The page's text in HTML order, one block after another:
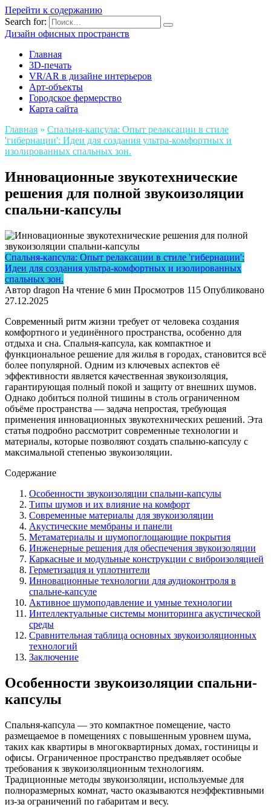
Перейти к содержанию
Search for:
Дизайн офисных пространств
Главная
3D-печать
VR/AR в дизайне интерьеров
Арт-объекты
Городское фермерство
Карта сайта
Главная » Спальня-капсула: Опыт релаксации в стиле
'гибернации': Идеи для создания ультра-комфортных и
изолированных спальных зон.
Инновационные звукотехнические
решения для полной звукоизоляции
спальни-капсулы
Спальня-капсула: Опыт релаксации в стиле 'гибернации':
Идеи для создания ультра-комфортных и изолированных
спальных зон.
Автор dragon На чтение 6 мин Просмотров 115 Опубликовано
27.12.2025
Современный ритм жизни требует от человека создания
комфортного и уединённого пространства, особенно для
отдыха и сна. Спальня-капсула, как компактное и
функциональное решение для жилья в городах, становится всё
более популярной. Одним из ключевых аспектов её
эффективности является качественная звукоизоляция,
гарантирующая полный покой и защиту от внешних шумов.
Однако добиться полной тишины в столь ограниченном
объёме пространства — задача непростая, требующая
применения инновационных звукотехнических решений. Эта
статья подробно рассмотрит современные технологии и
материалы, которые позволяют создать спальню-капсулу с
максимальной степенью звукоизоляции.
Содержание
Особенности звукоизоляции спальни-капсулы
Типы шумов и их влияние на комфорт
Современные материалы для звукоизоляции
Акустические мембраны и панели
Метаматериалы и шумопоглощающие покрытия
Инженерные решения для обеспечения звукоизоляции
Каркасные и модульные конструкции с виброизоляцией
Герметизация и уплотнители
Инновационные технологии для аудиоконтроля в
спальне-капсуле
Активное шумоподавление и умные технологии
Интеллектуальные системы мониторинга акустической
среды
Сравнительная таблица основных звукоизоляционных
технологий
Заключение
Особенности звукоизоляции спальни-
капсулы
Спальня-капсула — это компактное помещение, часто
размещаемое в помещениях с повышенным уровнем шума,
таких как квартиры в многоквартирных домах, гостиницы и
офисы. Ограниченное пространство предъявляет особые
требования к звукоизоляционным технологиям.
Традиционные методы звукоизоляции, используемые для
полноразмерных комнат, часто оказываются неэффективными
из-за ограничений по габаритам и весу.